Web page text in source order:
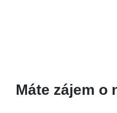
Máte zájem o